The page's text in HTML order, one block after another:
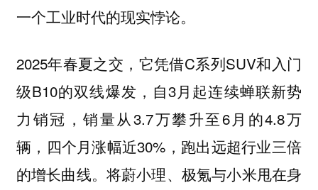
一个工业时代的现实悖论。
2025年春夏之交，它凭借C系列SUV和入门
级B10的双线爆发，自3月起连续蝉联新势
力销冠，销量从3.7万攀升至6月的4.8万
辆，四个月涨幅近30%，跑出远超行业三倍
的增长曲线。将蔚小理、极氪与小米甩在身